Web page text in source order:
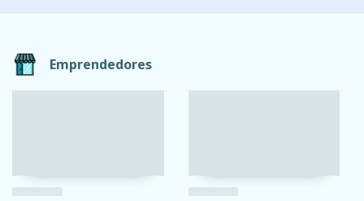
Emprendedores